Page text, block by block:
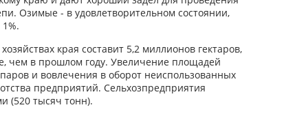
Озимые - в удовлетворительном состоянии,
края составит 5,2 миллионов гектаров,
чем в прошлом году. Увеличение площадей
и вовлечения в оборот неиспользованных
предприятий. Сельхозпредприятия
(520 тысяч тонн).